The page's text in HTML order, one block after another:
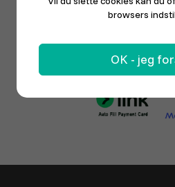
browsers
OK - jeg